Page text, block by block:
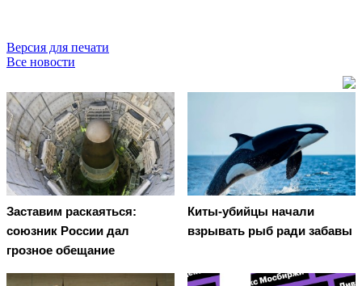
Версия для печати
Все новости
Заставим раскаяться:
союзник России дал
грозное обещание
Киты-убийцы начали
взрывать рыб ради забавы